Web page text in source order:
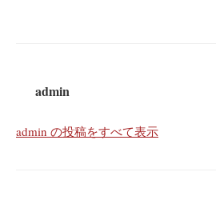
admin
admin の投稿をすべて表示